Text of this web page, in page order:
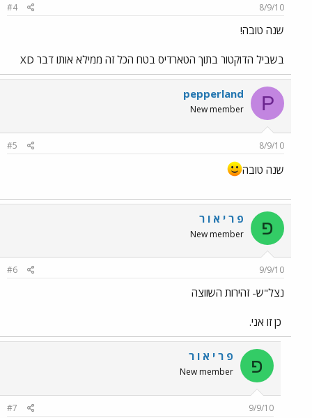
8/9/10
#4
שנה טובה!
בשביל הדוקטור בתוך הטארדיס בטח הכל זה ממילא אותו דבר XD
P
pepperland
New member
8/9/10
#5
שנה טובה
פ פ ר י א ו ר
New member
9/9/10
#6
נצל"ש- זהירות השווצה
כן זו אני.
פ פ ר י א ו ר
New member
9/9/10
#7